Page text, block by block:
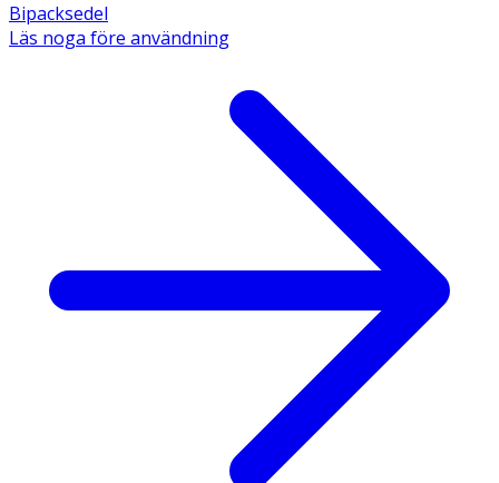
Bipacksedel
Läs noga före användning